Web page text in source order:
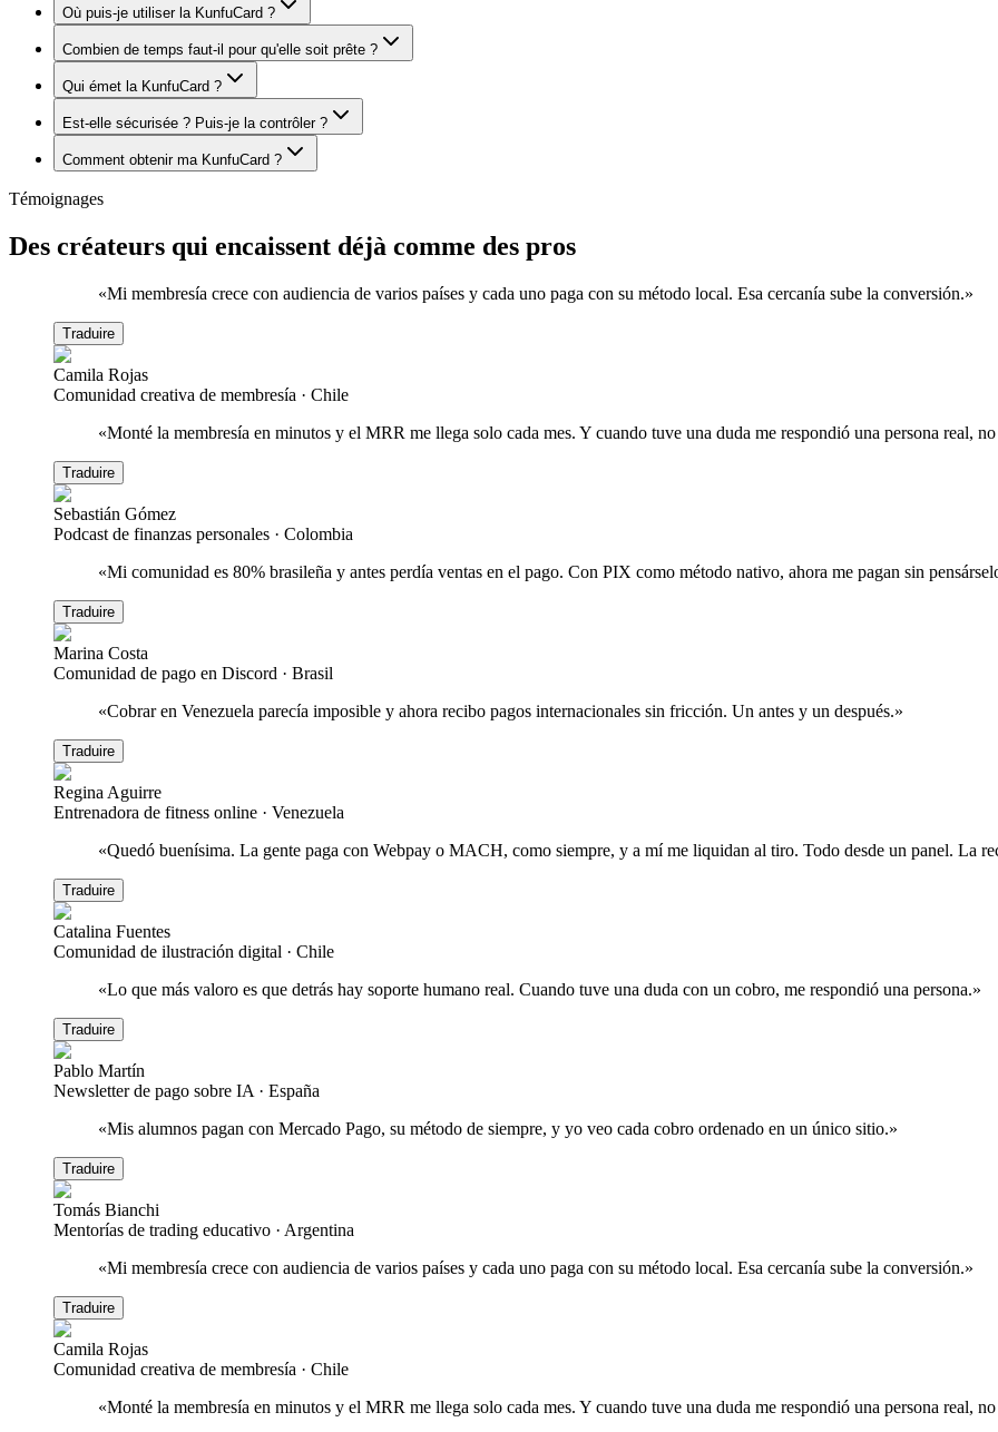
Où puis-je utiliser la KunfuCard ?
Combien de temps faut-il pour qu'elle soit prête ?
Qui émet la KunfuCard ?
Est-elle sécurisée ? Puis-je la contrôler ?
Comment obtenir ma KunfuCard ?
Témoignages
Des créateurs qui encaissent déjà comme des pros
«Mi membresía crece con audiencia de varios países y cada uno paga con su método local. Esa cercanía sube la conversión.»
Traduire
Camila Rojas
Comunidad creativa de membresía · Chile
«Monté la membresía en minutos y el MRR me llega solo cada mes. Y cuando tuve una duda me respondió una persona real,
Traduire
Sebastián Gómez
Podcast de finanzas personales · Colombia
«Mi comunidad es 80% brasileña y antes perdía ventas en el pago. Con PIX como método nativo, ahora me pagan sin
Traduire
Marina Costa
Comunidad de pago en Discord · Brasil
«Cobrar en Venezuela parecía imposible y ahora recibo pagos internacionales sin fricción. Un antes y un después.»
Traduire
Regina Aguirre
Entrenadora de fitness online · Venezuela
«Quedó buenísima. La gente paga con Webpay o MACH, como siempre, y a mí me liquidan al tiro. Todo desde un panel. La
Traduire
Catalina Fuentes
Comunidad de ilustración digital · Chile
«Lo que más valoro es que detrás hay soporte humano real. Cuando tuve una duda con un cobro, me respondió una persona.»
Traduire
Pablo Martín
Newsletter de pago sobre IA · España
«Mis alumnos pagan con Mercado Pago, su método de siempre, y yo veo cada cobro ordenado en un único sitio.»
Traduire
Tomás Bianchi
Mentorías de trading educativo · Argentina
«Mi membresía crece con audiencia de varios países y cada uno paga con su método local. Esa cercanía sube la conversión.»
Traduire
Camila Rojas
Comunidad creativa de membresía · Chile
«Monté la membresía en minutos y el MRR me llega solo cada mes. Y cuando tuve una duda me respondió una persona real,